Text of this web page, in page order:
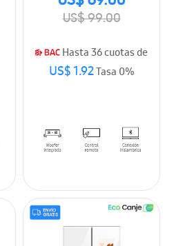
US$ 99.00
Hasta 36 cuotas de
US$ 1.92Tasa 0%